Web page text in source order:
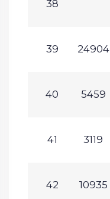
38
39 24904
40 5459
41 3119
42 10935